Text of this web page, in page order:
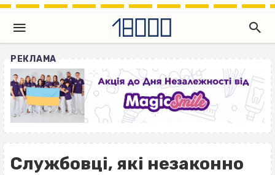
РЕКЛАМА
Службовці, які незаконно